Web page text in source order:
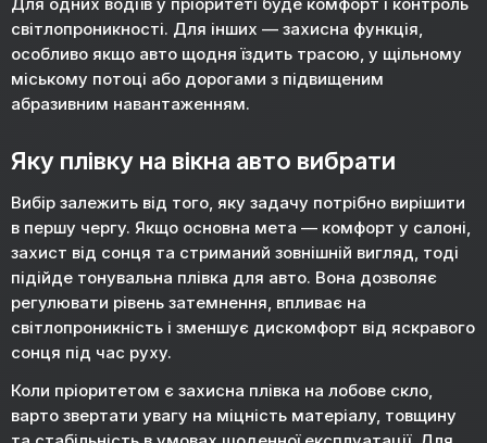
світлопроникності. Для інших — захисна функція,
особливо якщо авто щодня їздить трасою, у щільному
міському потоці або дорогами з підвищеним
абразивним навантаженням.
Яку плівку на вікна авто вибрати
Вибір залежить від того, яку задачу потрібно вирішити
в першу чергу. Якщо основна мета — комфорт у салоні,
захист від сонця та стриманий зовнішній вигляд, тоді
підійде тонувальна плівка для авто. Вона дозволяє
регулювати рівень затемнення, впливає на
світлопроникність і зменшує дискомфорт від яскравого
сонця під час руху.
Коли пріоритетом є захисна плівка на лобове скло,
варто звертати увагу на міцність матеріалу, товщину